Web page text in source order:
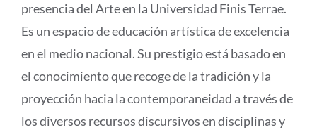
presencia del Arte en la Universidad Finis Terrae.
Es un espacio de educación artística de excelencia
en el medio nacional. Su prestigio está basado en
el conocimiento que recoge de la tradición y la
proyección hacia la contemporaneidad a través de
los diversos recursos discursivos en disciplinas y